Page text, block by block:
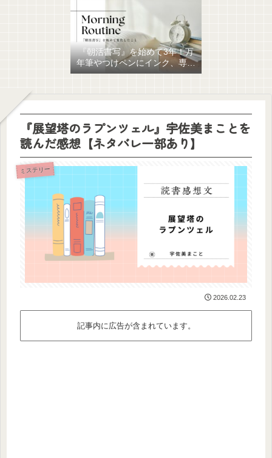
『朝活書写』を始めて3年！万
年筆やつけペンにインク、専用
ノート、毎日が充実していま
『展望塔のラプンツェル』宇佐美まことを
読んだ感想【ネタバレ一部あり】
ミステリー
2026.02.23
記事内に広告が含まれています。